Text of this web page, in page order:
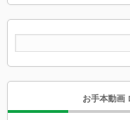
お手本動画